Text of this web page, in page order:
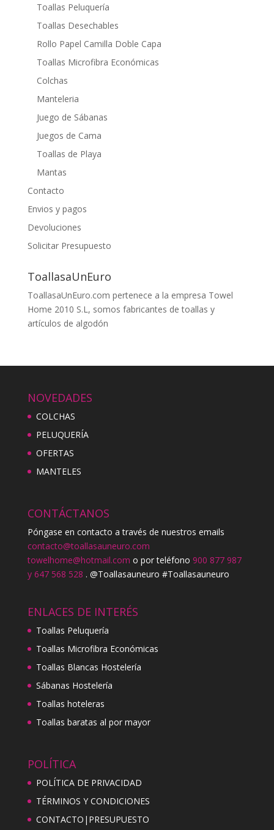
Toallas Peluquería
Toallas Desechables
Rollo Papel Camilla Doble Capa
Toallas Microfibra Económicas
Colchas
Manteleria
Juego de Sábanas
Juegos de Cama
Toallas de Playa
Mantas
Contacto
Envios y pagos
Devoluciones
Solicitar Presupuesto
ToallasaUnEuro
ToallasaUnEuro.com pertenece a la empresa Towel
Home 2010 S.L, somos fabricantes de toallas y
artículos de algodón
NOVEDADES
COLCHAS
PELUQUERÍA
OFERTAS
MANTELES
CONTÁCTANOS
Póngase en contacto a través de nuestros emails
contacto@toallasauneuro.com
towelhome@hotmail.com o por teléfono 900 877 987
y 647 568 528 . @Toallasauneuro #Toallasauneuro
ENLACES DE INTERÉS
Toallas Peluquería
Toallas Microfibra Económicas
Toallas Blancas Hostelería
Sábanas Hostelería
Toallas hoteleras
Toallas baratas al por mayor
POLÍTICA
POLÍTICA DE PRIVACIDAD
TÉRMINOS Y CONDICIONES
CONTACTO|PRESUPUESTO